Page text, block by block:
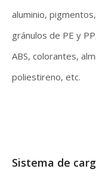
aluminio,
gránulos de PE y
ABS, colorantes,
poliestireno, etc.
Sistema de